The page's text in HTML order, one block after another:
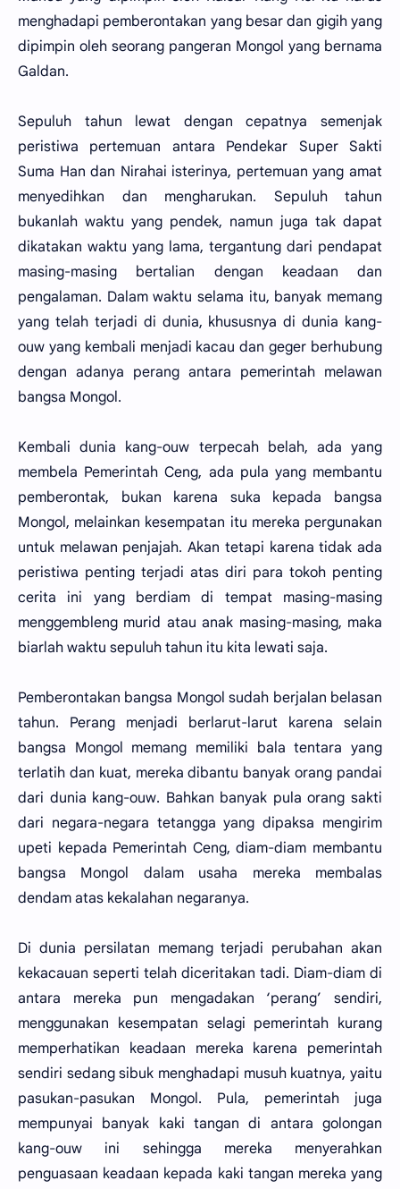
menghadapi pemberontakan yang besar dan gigih yang
dipimpin oleh seorang pangeran Mongol yang bernama
Galdan.
Sepuluh tahun lewat dengan cepatnya semenjak
peristiwa pertemuan antara Pendekar Super Sakti
Suma Han dan Nirahai isterinya, pertemuan yang amat
menyedihkan dan mengharukan. Sepuluh tahun
bukanlah waktu yang pendek, namun juga tak dapat
dikatakan waktu yang lama, tergantung dari pendapat
masing-masing bertalian dengan keadaan dan
pengalaman. Dalam waktu selama itu, banyak memang
yang telah terjadi di dunia, khususnya di dunia kang-
ouw yang kembali menjadi kacau dan geger berhubung
dengan adanya perang antara pemerintah melawan
bangsa Mongol.
Kembali dunia kang-ouw terpecah belah, ada yang
membela Pemerintah Ceng, ada pula yang membantu
pemberontak, bukan karena suka kepada bangsa
Mongol, melainkan kesempatan itu mereka pergunakan
untuk melawan penjajah. Akan tetapi karena tidak ada
peristiwa penting terjadi atas diri para tokoh penting
cerita ini yang berdiam di tempat masing-masing
menggembleng murid atau anak masing-masing, maka
biarlah waktu sepuluh tahun itu kita lewati saja.
Pemberontakan bangsa Mongol sudah berjalan belasan
tahun. Perang menjadi berlarut-larut karena selain
bangsa Mongol memang memiliki bala tentara yang
terlatih dan kuat, mereka dibantu banyak orang pandai
dari dunia kang-ouw. Bahkan banyak pula orang sakti
dari negara-negara tetangga yang dipaksa mengirim
upeti kepada Pemerintah Ceng, diam-diam membantu
bangsa Mongol dalam usaha mereka membalas
dendam atas kekalahan negaranya.
Di dunia persilatan memang terjadi perubahan akan
kekacauan seperti telah diceritakan tadi. Diam-diam di
antara mereka pun mengadakan ‘perang’ sendiri,
menggunakan kesempatan selagi pemerintah kurang
memperhatikan keadaan mereka karena pemerintah
sendiri sedang sibuk menghadapi musuh kuatnya, yaitu
pasukan-pasukan Mongol. Pula, pemerintah juga
mempunyai banyak kaki tangan di antara golongan
kang-ouw ini sehingga mereka menyerahkan
penguasaan keadaan kepada kaki tangan mereka yang